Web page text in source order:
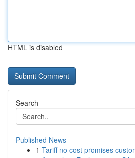
HTML is disabled
Search
Published News
1 Tariff no cost promises